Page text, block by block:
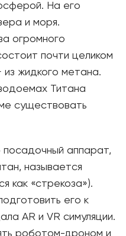
На его
и моря.
огромного
почти целиком
из жидкого метана.
Титана
существовать
посадочный аппарат,
называется
как «стрекоза»).
его к
AR и VR симуляции.
роботом-дроном и